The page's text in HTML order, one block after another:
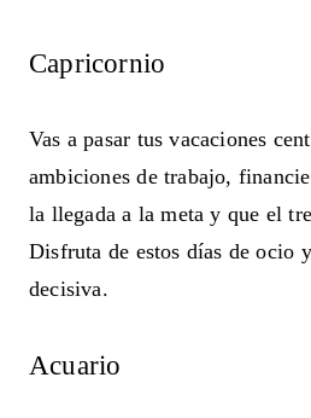
Capricornio
Vas a pasar tus vacaciones
ambiciones de trabajo,
la llegada a la meta y que el
Disfruta de estos días de ocio
decisiva.
Acuario